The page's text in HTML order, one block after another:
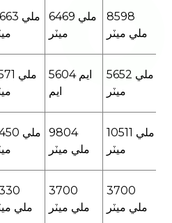
8663
6469 ملي
ميٽر
8598
ملي ميٽر
5604 ايم
ايم
5652 ملي
ميٽر
9450
9804
ملي ميٽر
10511 ملي
ميٽر
ملي
3700
ملي ميٽر
3700
ملي ميٽر